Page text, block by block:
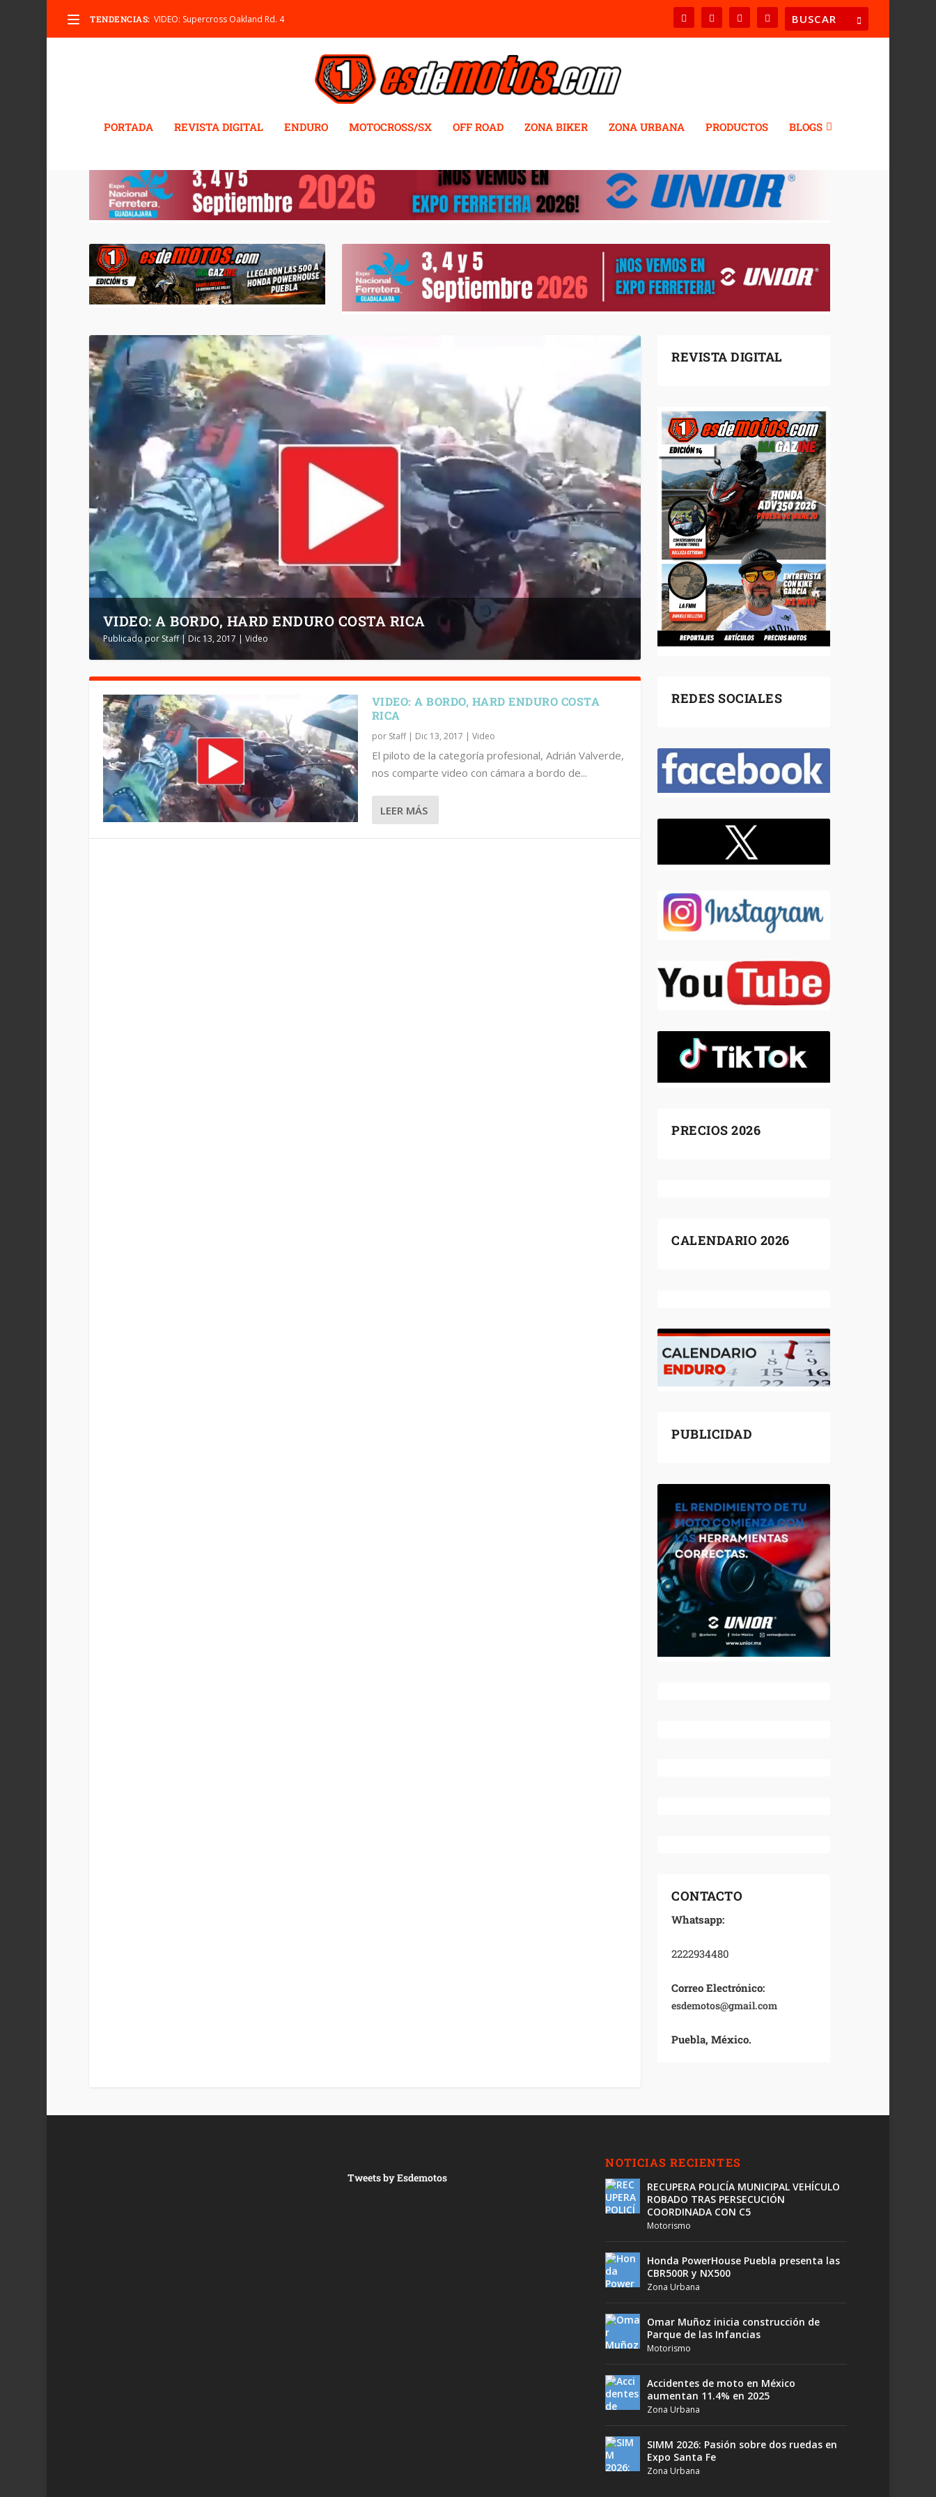
TENDENCIAS: VIDEO: Supercross Oakland Rd. 4
PORTADA REVISTA DIGITAL ENDURO MOTOCROSS/SX OFF ROAD ZONA BIKER ZONA URBANA PRODUCTOS BLOGS
VIDEO: A BORDO, HARD ENDURO COSTA RICA
Publicado por Staff| Dic 13, 2017 | Video
VIDEO: A BORDO, HARD ENDURO COSTA
RICA
por Staff| Dic 13, 2017 | Video
El piloto de la categoría profesional, Adrián Valverde,
nos comparte video con cámara a bordo de...
LEER MÁS
REVISTA DIGITAL
REDES SOCIALES
PRECIOS 2026
CALENDARIO 2026
PUBLICIDAD
CONTACTO
Whatsapp:
2222934480
Correo Electrónico:
esdemotos@gmail.com
Puebla, México.
Tweets by Esdemotos
NOTICIAS RECIENTES
RECUPERA POLICÍA MUNICIPAL VEHÍCULO
ROBADO TRAS PERSECUCIÓN
COORDINADA CON C5
Motorismo
Honda PowerHouse Puebla presenta las
CBR500R y NX500
Zona Urbana
Omar Muñoz inicia construcción de
Parque de las Infancias
Motorismo
Accidentes de moto en México
aumentan 11.4% en 2025
Zona Urbana
SIMM 2026: Pasión sobre dos ruedas en
Expo Santa Fe
Zona Urbana